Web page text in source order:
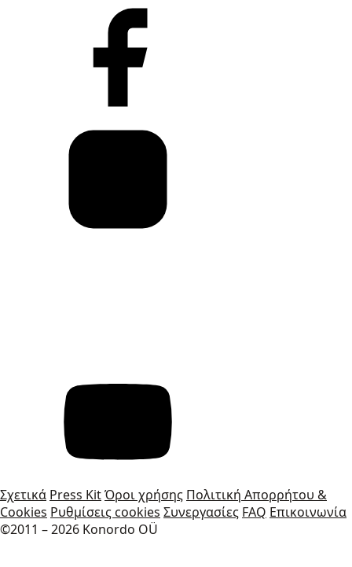
Σχετικά Press KitΌροι χρήσης Πολιτική Απορρήτου &
Cookies Ρυθμίσεις cookies Συνεργασίες FAQ Επικοινωνία
©2011 – 2026 Konordo OÜ